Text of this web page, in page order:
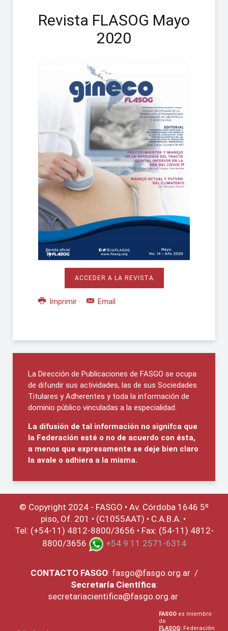
Revista FLASOG Mayo
2020
ACCEDER A LA REVISTA
Imprimir Email
La Dirección de Publicaciones de FASGO se ocupa
de difundir sus actividades, las de sus Sociedades
Titulares y Adherentes y toda la información de
dominio público vinculadas a la especialidad.
La difusión de tal información no signifca que
la Federación esté o no de acuerdo con ésta,
a menos que expresamente se deje bien claro
la avale o adhiera a la misma.
© Copyright 2024 - FASGO • Av. Córdoba 1646 5º
piso, Of. 201 • (C1055AAT) • C.A.B.A. •
Tel: (+54-11) 4812-8800/3656 • Fax: (54-11) 4812-
8800/3656
+54 9 11 2571-6314
CONTACTO FASGO: fasgo@fasgo.org.ar/
Secretaría Científica:
secretariacientifica@fasgo.org.ar
FASGO es miembro
de
FLASOG: Federación